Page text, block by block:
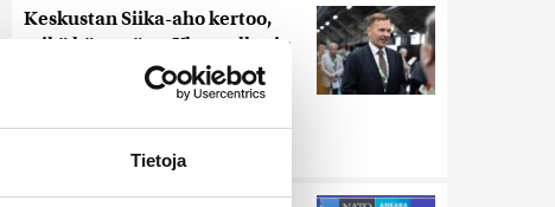
Tietoja
Keskustan Siika-aho kertoo,
mikä hänestä on Ylen gallupin
todellinen uutinen –
”Kokoomus maksaa siitä
hintaa”
6.8.2026 11:56